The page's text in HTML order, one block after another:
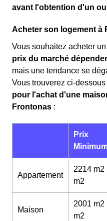
avant l'obtention d'un
Acheter son logement à
Vous souhaitez acheter
prix du marché
mais une tendance se
Vous trouverez ci-
pour l'achat d'une
Frontonas :
Prix
Appartement
2214 m2
m2
Maison
2001 m2
m2